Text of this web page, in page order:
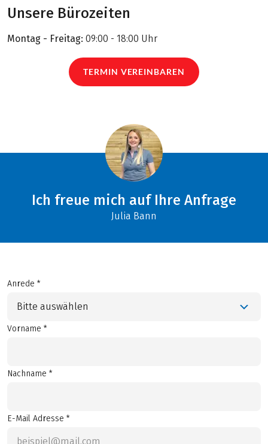
Unsere Bürozeiten
Montag - Freitag: 09:00 - 18:00 Uhr
TERMIN VEREINBAREN
Ich freue mich auf Ihre Anfrage
Julia Bann
Anrede *
Bitte auswählen
Vorname *
Nachname *
E-Mail Adresse *